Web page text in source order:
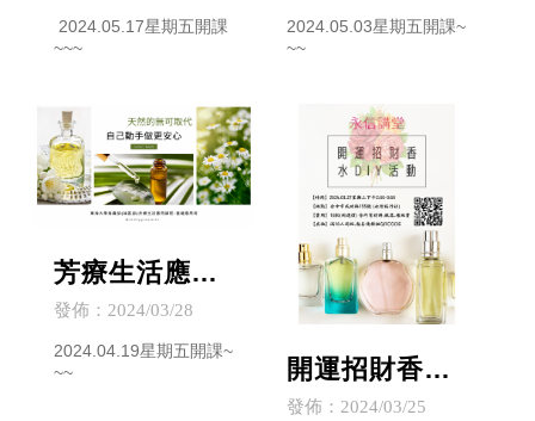
水調香班(城區
分部)
2024.05.17星期五開課
~~~
膚清潔實務班
(城區分部)
2024.05.03星期五開課~
~~
芳療生活應用
課程─基礎應
用班(城區分
部)
發佈：2024/03/28
2024.04.19星期五開課~
~~
開運招財香水
DIY活動
發佈：2024/03/25